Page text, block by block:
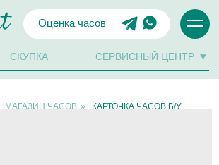
Оценка часов
СЕРВИСНЫЙ ЦЕНТР
МАГАЗИН ЧАСОВ » КАРТОЧКА ЧАСОВ Б/У